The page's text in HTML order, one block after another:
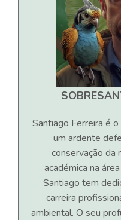
SOBRE
Santiago Ferreira é
um ardente
conservação da
académica na
Santiago tem
carreira
ambiental. O seu